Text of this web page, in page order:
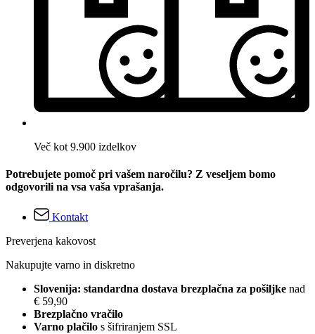
Več kot 9.900 izdelkov
Potrebujete pomoč pri vašem naročilu? Z veseljem bomo
odgovorili na vsa vaša vprašanja.
Kontakt
Preverjena kakovost
Nakupujte varno in diskretno
Slovenija: standardna dostava brezplačna za pošiljke nad
€ 59,90
Brezplačno vračilo
Varno plačilo s šifriranjem SSL